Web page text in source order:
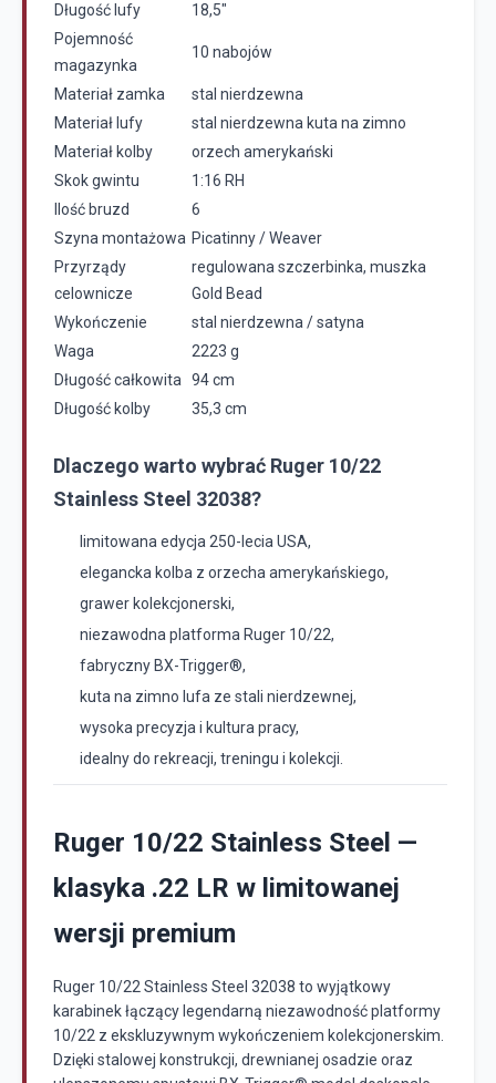
Długość lufy
18,5"
Pojemność
magazynka
10 nabojów
Materiał zamka
stal nierdzewna
Materiał lufy
stal nierdzewna kuta na zimno
Materiał kolby
orzech amerykański
Skok gwintu
1:16 RH
Ilość bruzd
6
Szyna montażowa Picatinny / Weaver
Przyrządy
celownicze
regulowana szczerbinka, muszka
Gold Bead
Wykończenie
stal nierdzewna / satyna
Waga
2223 g
Długość całkowita
94 cm
Długość kolby
35,3 cm
Dlaczego warto wybrać Ruger 10/22
Stainless Steel 32038?
limitowana edycja 250-lecia USA,
elegancka kolba z orzecha amerykańskiego,
grawer kolekcjonerski,
niezawodna platforma Ruger 10/22,
fabryczny BX-Trigger®,
kuta na zimno lufa ze stali nierdzewnej,
wysoka precyzja i kultura pracy,
idealny do rekreacji, treningu i kolekcji.
Ruger 10/22 Stainless Steel —
klasyka .22 LR w limitowanej
wersji premium
Ruger 10/22 Stainless Steel 32038 to wyjątkowy
karabinek łączący legendarną niezawodność platformy
10/22 z ekskluzywnym wykończeniem kolekcjonerskim.
Dzięki stalowej konstrukcji, drewnianej osadzie oraz